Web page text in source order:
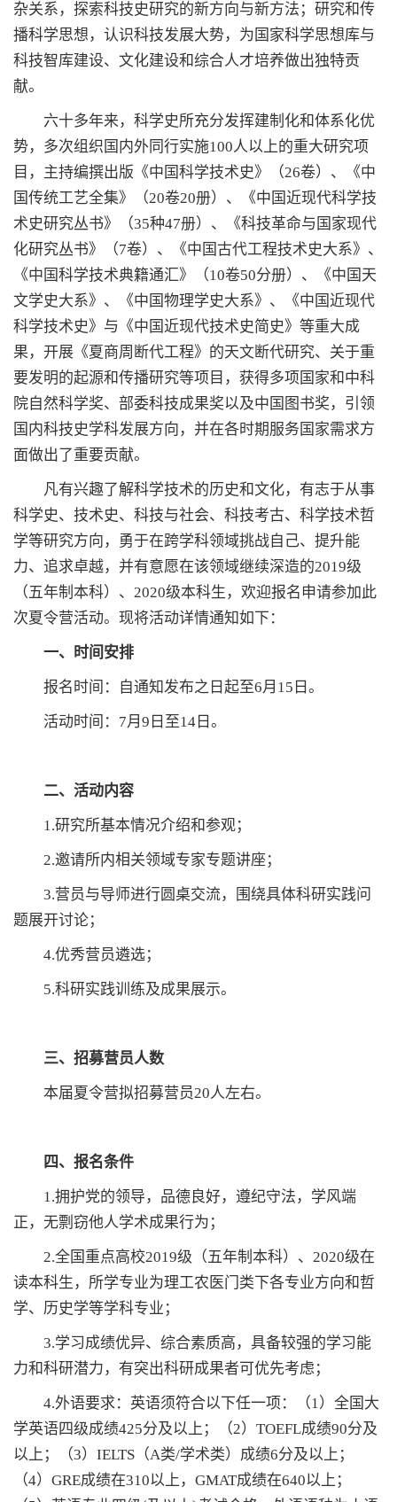
杂关系，探索科技史研究的新方向与新方法；研究和传
播科学思想，认识科技发展大势，为国家科学思想库与
科技智库建设、文化建设和综合人才培养做出独特贡
献。
六十多年来，科学史所充分发挥建制化和体系化优
势，多次组织国内外同行实施100人以上的重大研究项
目，主持编撰出版《中国科学技术史》（26卷）、《中
国传统工艺全集》（20卷20册）、《中国近现代科学技
术史研究丛书》（35种47册）、《科技革命与国家现代
化研究丛书》（7卷）、《中国古代工程技术史大系》、
《中国科学技术典籍通汇》（10卷50分册）、《中国天
文学史大系》、《中国物理学史大系》、《中国近现代
科学技术史》与《中国近现代技术史简史》等重大成
果，开展《夏商周断代工程》的天文断代研究、关于重
要发明的起源和传播研究等项目，获得多项国家和中科
院自然科学奖、部委科技成果奖以及中国图书奖，引领
国内科技史学科发展方向，并在各时期服务国家需求方
面做出了重要贡献。
凡有兴趣了解科学技术的历史和文化，有志于从事
科学史、技术史、科技与社会、科技考古、科学技术哲
学等研究方向，勇于在跨学科领域挑战自己、提升能
力、追求卓越，并有意愿在该领域继续深造的2019级
（五年制本科）、2020级本科生，欢迎报名申请参加此
次夏令营活动。现将活动详情通知如下：
一、时间安排
报名时间：自通知发布之日起至6月15日。
活动时间：7月9日至14日。
二、活动内容
1.研究所基本情况介绍和参观；
2.邀请所内相关领域专家专题讲座；
3.营员与导师进行圆桌交流，围绕具体科研实践问
题展开讨论；
4.优秀营员遴选；
5.科研实践训练及成果展示。
三、招募营员人数
本届夏令营拟招募营员20人左右。
四、报名条件
1.拥护党的领导，品德良好，遵纪守法，学风端
正，无剽窃他人学术成果行为；
2.全国重点高校2019级（五年制本科）、2020级在
读本科生，所学专业为理工农医门类下各专业方向和哲
学、历史学等学科专业；
3.学习成绩优异、综合素质高，具备较强的学习能
力和科研潜力，有突出科研成果者可优先考虑；
4.外语要求：英语须符合以下任一项：（1）全国大
学英语四级成绩425分及以上；（2）TOEFL成绩90分及
以上；（3）IELTS（A类/学术类）成绩6分及以上；
（4）GRE成绩在310以上，GMAT成绩在640以上；